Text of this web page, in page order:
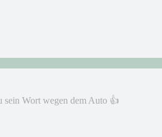
sein Wort wegen dem Auto 👍